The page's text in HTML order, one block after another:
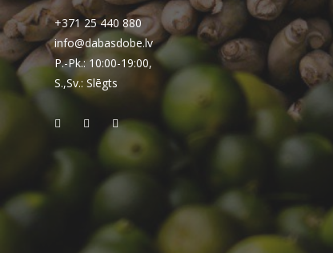
+371 25 440 880
info@dabasdobe.lv
P.-Pk.: 10:00-19:00,
S.,Sv.: Slēgts